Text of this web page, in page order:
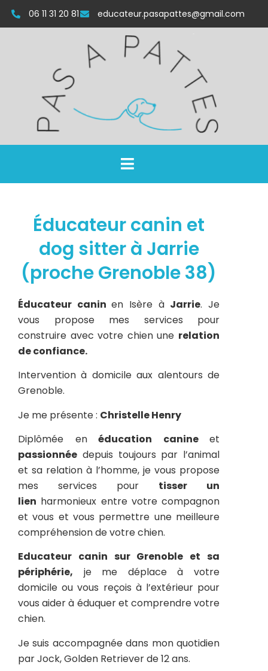
06 11 31 20 81 educateur.pasapattes@gmail.com
Éducateur canin et
dog sitter à Jarrie
(proche Grenoble 38)
Éducateur caninen Isère à Jarrie. Je
vous propose mes services pour
construire avec votre chien une relation
de confiance.
Intervention à domicile aux alentours de
Grenoble.
Je me présente : Christelle Henry
Diplômée enéducation canineet
passionnée depuis toujours par l’animal
et sa relation à l’homme, je vous propose
mes services pour tisser un
lien harmonieux entre votre compagnon
et vous et vous permettre une meilleure
compréhension de votre chien.
Educateur canin sur Grenoble et sa
périphérie, je me déplace à votre
domicile ou vous reçois à l’extérieur pour
vous aider à éduquer et comprendre votre
chien.
Je suis accompagnée dans mon quotidien
par Jock, Golden Retriever de 12 ans.